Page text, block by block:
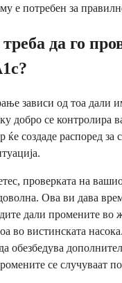
е потребен за
да го
зависи од тоа дали
добро се контролира
ќе создаде распоред за
проверката на
Ова ви дава
дали промените во
во вистинската
обезбедува
се случуваат